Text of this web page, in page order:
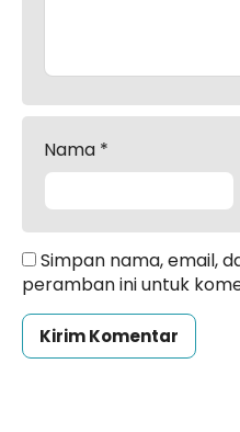
Nama *
Simpan nama, email,
peramban ini untuk